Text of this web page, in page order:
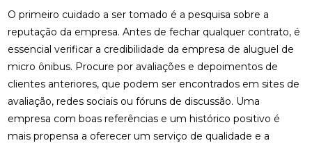
O primeiro cuidado a ser tomado é a pesquisa sobre a
reputação da empresa. Antes de fechar qualquer contrato, é
essencial verificar a credibilidade da empresa de aluguel de
micro ônibus. Procure por avaliações e depoimentos de
clientes anteriores, que podem ser encontrados em sites de
avaliação, redes sociais ou fóruns de discussão. Uma
empresa com boas referências e um histórico positivo é
mais propensa a oferecer um serviço de qualidade e a